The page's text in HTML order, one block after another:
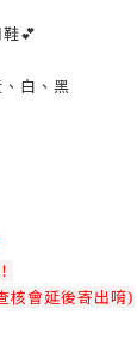
💕
白、黑
核會延後寄出唷)